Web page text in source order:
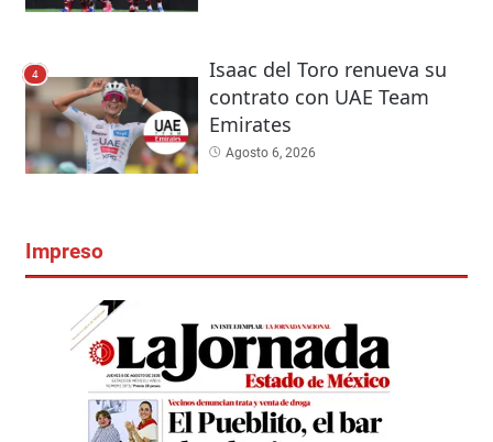
4
Isaac del Toro renueva su
contrato con UAE Team
Emirates
Agosto 6, 2026
Impreso